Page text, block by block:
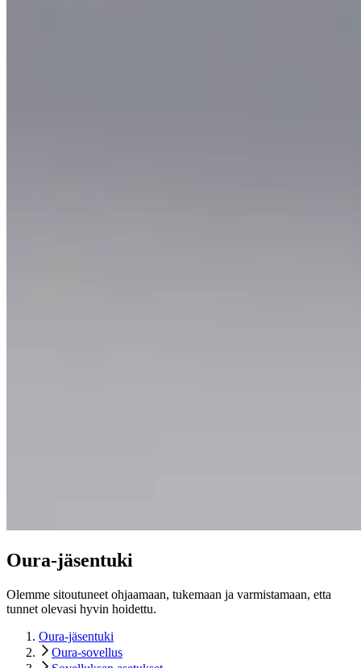
Oura-jäsentuki
Olemme sitoutuneet ohjaamaan, tukemaan ja varmistamaan, etta
tunnet olevasi hyvin hoidettu.
Oura-jäsentuki
Oura-sovellus